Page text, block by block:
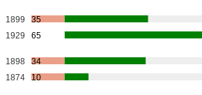
1899
35
1929 65
1898
34
1874 10